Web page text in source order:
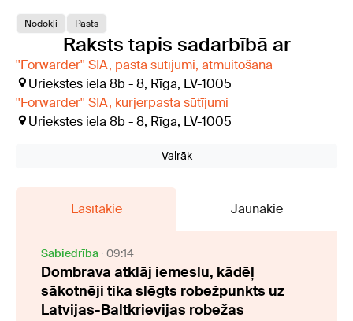
Nodokļi Pasts
Raksts tapis sadarbībā ar
''Forwarder'' SIA, pasta sūtījumi, atmuitošana
Uriekstes iela 8b - 8, Rīga, LV-1005
''Forwarder'' SIA, kurjerpasta sūtījumi
Uriekstes iela 8b - 8, Rīga, LV-1005
Vairāk
Lasītākie Jaunākie
Sabiedrība 09:14
Dombrava atklāj iemeslu, kādēļ
sākotnēji tika slēgts robežpunkts uz
Latvijas-Baltkrievijas robežas